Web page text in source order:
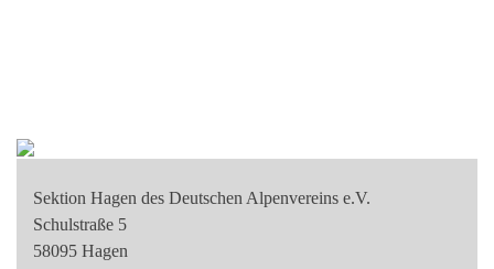
Sektion Hagen des Deutschen Alpenvereins e.V.
Schulstraße 5
58095 Hagen